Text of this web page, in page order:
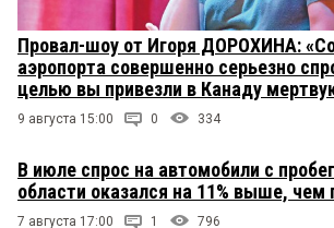
Провал-шоу от Игоря ДОРОХИНА:
аэропорта совершенно серьезно
целью вы привезли в Канаду
9 августа 15:00 0 334
В июле спрос на автомобили с
области оказался на 11% выше, чем
7 августа 17:00 1 796